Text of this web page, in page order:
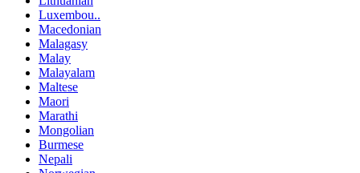
Luxembou..
Macedonian
Malagasy
Malay
Malayalam
Maltese
Maori
Marathi
Mongolian
Burmese
Nepali